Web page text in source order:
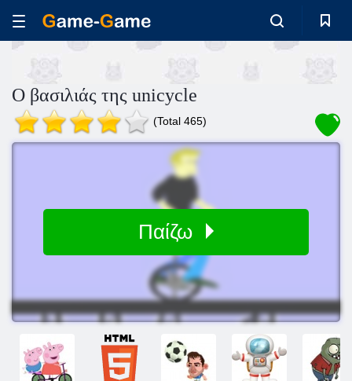
Ο βασιλιάς της unicycle
(Total 465)
Παίζω